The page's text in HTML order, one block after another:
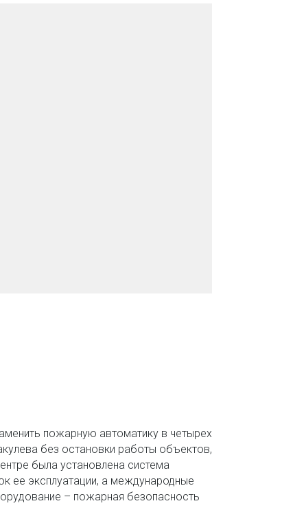
пожарную автоматику в четырех
без остановки работы объектов,
была установлена система
ее эксплуатации, а международные
– пожарная безопасность